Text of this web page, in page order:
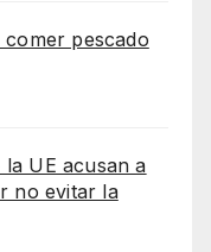
pescado
la UE acusan a
no evitar la